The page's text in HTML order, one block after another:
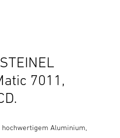
7011,
Aluminium,